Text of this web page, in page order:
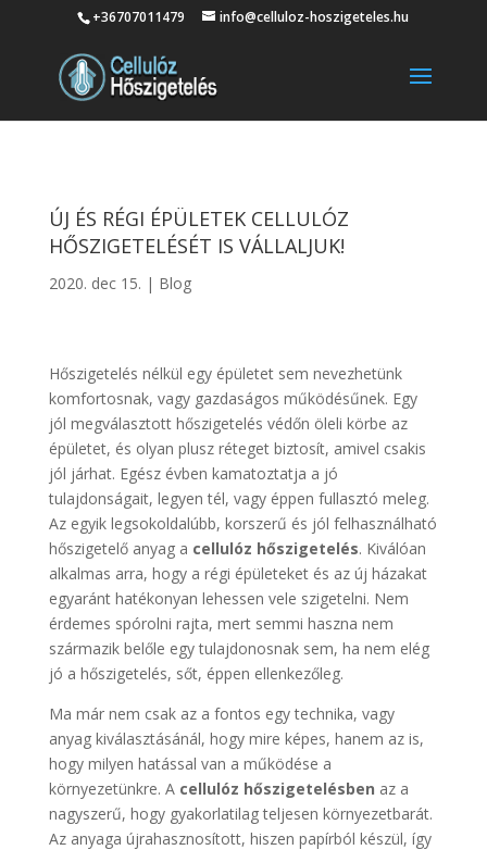
+36707011479 info@celluloz-hoszigeteles.hu
ÚJ ÉS RÉGI ÉPÜLETEK CELLULÓZ
HŐSZIGETELÉSÉT IS VÁLLALJUK!
2020. dec 15. | Blog
Hőszigetelés nélkül egy épületet sem nevezhetünk
komfortosnak, vagy gazdaságos működésűnek. Egy
jól megválasztott hőszigetelés védőn öleli körbe az
épületet, és olyan plusz réteget biztosít, amivel csakis
jól járhat. Egész évben kamatoztatja a jó
tulajdonságait, legyen tél, vagy éppen fullasztó meleg.
Az egyik legsokoldalúbb, korszerű és jól felhasználható
hőszigetelő anyag a cellulóz hőszigetelés. Kiválóan
alkalmas arra, hogy a régi épületeket és az új házakat
egyaránt hatékonyan lehessen vele szigetelni. Nem
érdemes spórolni rajta, mert semmi haszna nem
származik belőle egy tulajdonosnak sem, ha nem elég
jó a hőszigetelés, sőt, éppen ellenkezőleg.
Ma már nem csak az a fontos egy technika, vagy
anyag kiválasztásánál, hogy mire képes, hanem az is,
hogy milyen hatással van a működése a
környezetünkre. A cellulóz hőszigetelésben az a
nagyszerű, hogy gyakorlatilag teljesen környezetbarát.
Az anyaga újrahasznosított, hiszen papírból készül, így